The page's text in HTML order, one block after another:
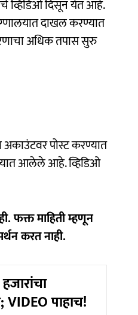
व्हिडिओ दिसून येत आहे.
दाखल करण्यात
अधिक तपास सुरु
पोस्ट करण्यात
आलेले आहे. व्हिडिओ
फक्त माहिती म्हणून
करत नाही.
पाहाच!